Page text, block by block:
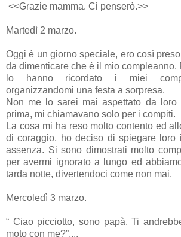
<<Grazie mamma. Ci penserò.>>
Martedì 2 marzo.
Oggi è un giorno speciale, ero così
da dimenticare che è il mio compleanno.
lo hanno ricordato i miei
organizzandomi una festa a sorpresa.
Non me lo sarei mai aspettato da
prima, mi chiamavano solo per i compiti.
La cosa mi ha reso molto contento ed
di coraggio, ho deciso di spiegare loro
assenza. Si sono dimostrati molto
per avermi ignorato a lungo ed
tarda notte, divertendoci come non mai.
Mercoledì 3 marzo.
“ Ciao picciotto, sono papà. Ti
moto con me?”....